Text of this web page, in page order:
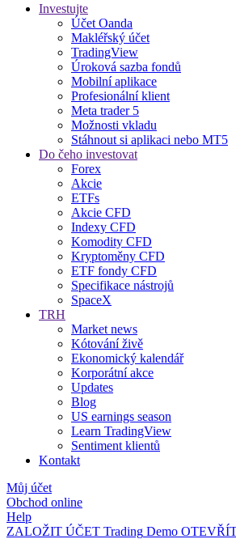
Investujte
Účet Oanda
Makléřský účet
TradingView
Úroková sazba fondů
Mobilní aplikace
Profesionální klient
Meta trader 5
Možnosti vkladu
Stáhnout si aplikaci nebo MT5
Do čeho investovat
Forex
Akcie
ETFs
Akcie CFD
Indexy CFD
Komodity CFD
Kryptoměny CFD
ETF fondy CFD
Specifikace nástrojů
SpaceX
TRH
Market news
Kótování živě
Ekonomický kalendář
Korporátní akce
Updates
Blog
US earnings season
Learn TradingView
Sentiment klientů
Kontakt
Můj účet
Obchod online
Help
ZALOŽIT ÚČET Trading Demo